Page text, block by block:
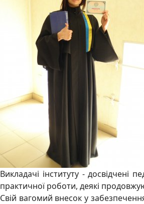
Викладачі інституту - досвідчені
практичної роботи, деякі
Свій вагомий внесок у